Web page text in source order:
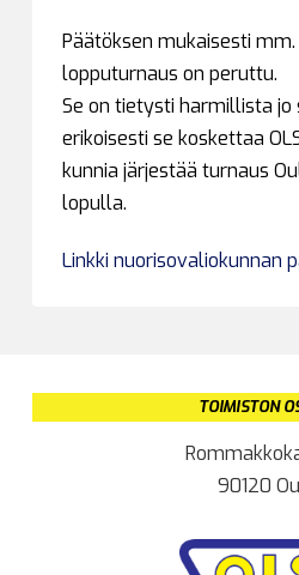
Päätöksen mukaisesti mm.
lopputurnaus on peruttu.
Se on tietysti harmillista jo
erikoisesti se koskettaa
kunnia järjestää turnaus
lopulla.
Linkki nuorisovaliokunnan
TOIMISTON
90120